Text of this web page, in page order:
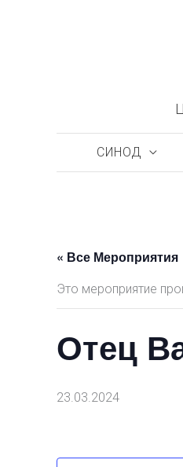
СИНОД
« Все Мероприятия
Это мероприятие
Отец
23.03.2024